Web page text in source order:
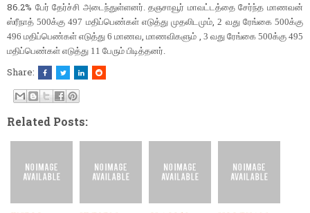
86.2% பேர் தேர்ச்சி அடைந்துள்ளனர். தஞசாவூர் மாவட்டத்தை சேர்ந்த மாணவன்
ஸ்ரீநாத் 500க்கு 497 மதிப்பெண்கள் எடுத்து முதலிடமும்,2 வது ரேங்கை 500க்கு
496 மதிப்பெண்கள் எடுத்து 6 மாணவ,மாணவிகளும் , 3 வது ரேங்கை 500க்கு 495
மதிப்பெண்கள் எடுத்து 11 பேரும் பிடித்தனர்.
Share:
Related Posts: